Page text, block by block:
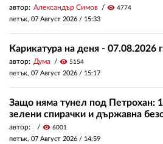
автор: Александър Симов visibility 4774
петък, 07 Август 2026 / 15:33
Карикатура на деня - 07.08.2026
автор: Дума visibility 5154
петък, 07 Август 2026 / 15:17
Защо няма тунел под Петрохан:
зелени спирачки и държавна
автор: visibility 6001
петък, 07 Август 2026 / 14:59